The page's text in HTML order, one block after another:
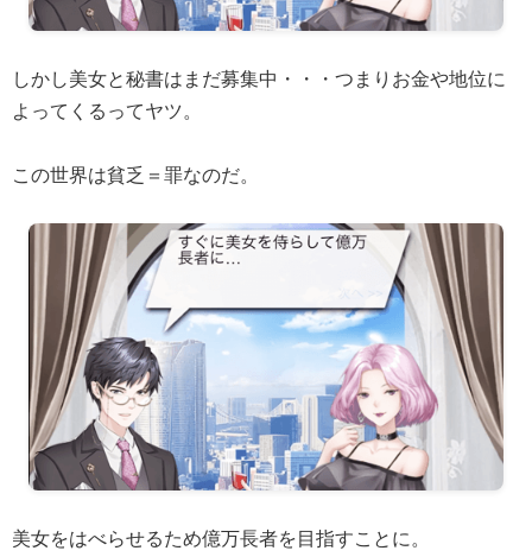
しかし美女と秘書はまだ募集中・・・つまりお金や地位に
よってくるってヤツ。
この世界は貧乏＝罪なのだ。
美女をはべらせるため億万長者を目指すことに。